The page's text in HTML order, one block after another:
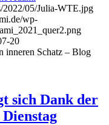
2022/05/Julia-WTE.jpg
wp-
20
inneren Schatz – Blog
sich Dank der